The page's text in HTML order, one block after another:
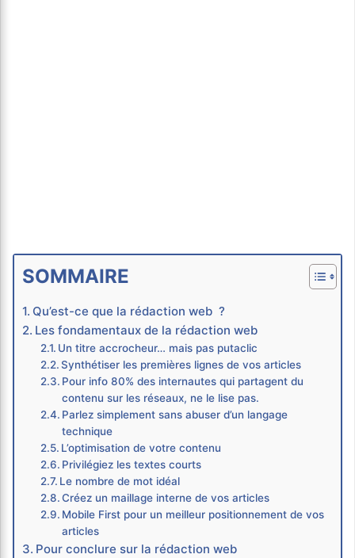
SOMMAIRE
Qu’est-ce que la rédaction web ?
Les fondamentaux de la rédaction web
Un titre accrocheur… mais pas putaclic
Synthétiser les premières lignes de vos articles
Pour info 80% des internautes qui partagent du
contenu sur les réseaux, ne le lise pas.
Parlez simplement sans abuser d’un langage
technique
L’optimisation de votre contenu
Privilégiez les textes courts
Le nombre de mot idéal
Créez un maillage interne de vos articles
Mobile First pour un meilleur positionnement de vos
articles
Pour conclure sur la rédaction web